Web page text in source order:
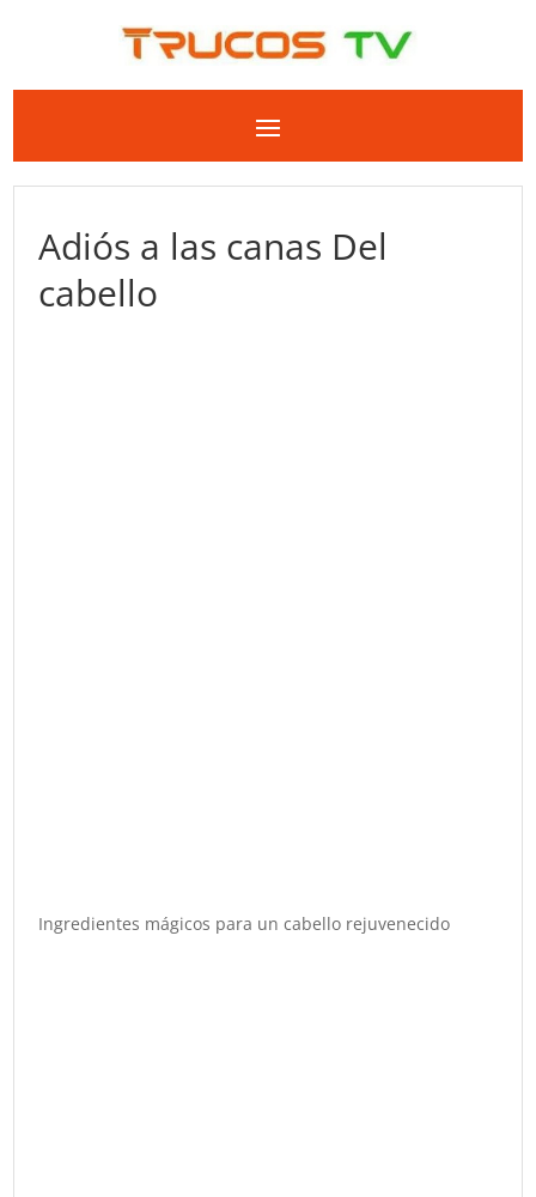
Adiós a las canas Del
cabello
Ingredientes mágicos para un cabello rejuvenecido